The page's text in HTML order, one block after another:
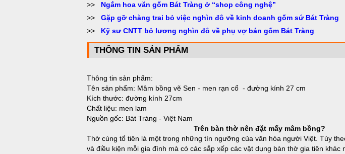
>> Ngắm hoa văn gốm Bát Tràng ở “shop công nghệ”
>> Gặp gỡ chàng trai bỏ việc nghìn đô về kinh doanh gốm sứ Bát Tràng
>> Kỹ sư CNTT bỏ lương nghìn đô về phụ vợ bán gốm Bát Tràng
THÔNG TIN SẢN PHẨM
Thông tin sản phẩm:
Tên sản phẩm: Mâm bồng vẽ Sen - men rạn cổ - đường kính 27 cm
Kích thước: đường kính 27cm
Chất liệu: men lam
Nguồn gốc: Bát Tràng - Việt Nam
Trên bàn thờ nên đặt mấy mâm bồng?
Thờ cúng tổ tiên là một trong những tín ngưỡng của văn hóa người Việt. Tùy
và điều kiện mỗi gia đình mà có các sắp xếp các vật dụng bàn thờ gia tiên khác